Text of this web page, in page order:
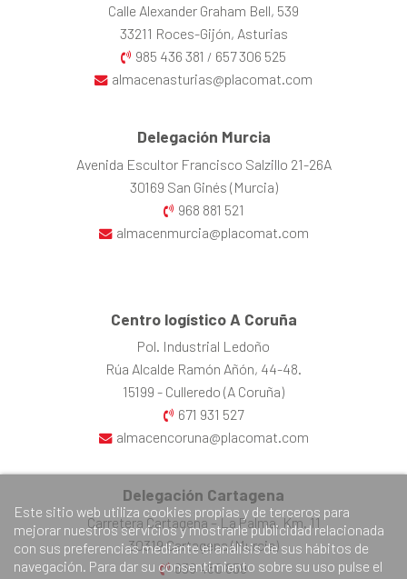
Este sitio web utiliza cookies propias y de terceros para
mejorar nuestros servicios y mostrarle publicidad relacionada
con sus preferencias mediante el análisis de sus hábitos de
navegación. Para dar su consentimiento sobre su uso pulse el
Calle Alexander Graham Bell, 539
33211 Roces-Gijón, Asturias
985 436 381 / 657 306 525
almacenasturias@placomat.com
Delegación Murcia
Avenida Escultor Francisco Salzillo 21-26A
30169 San Ginés (Murcia)
968 881 521
almacenmurcia@placomat.com
Centro logístico A Coruña
Pol. Industrial Ledoño
Rúa Alcalde Ramón Añón, 44-48.
15199 - Culleredo (A Coruña)
671 931 527
almacencoruna@placomat.com
Delegación Cartagena
Carretera Cartagena – La Palma, Km. 11
30319 Cartagena (Murcia)
638 480 839